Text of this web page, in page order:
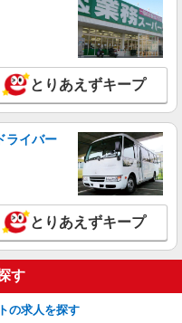
とりあえずキープ
ライバー
とりあえずキープ
す
の求人を探す